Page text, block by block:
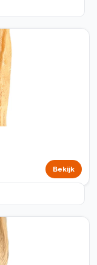
Bekijk